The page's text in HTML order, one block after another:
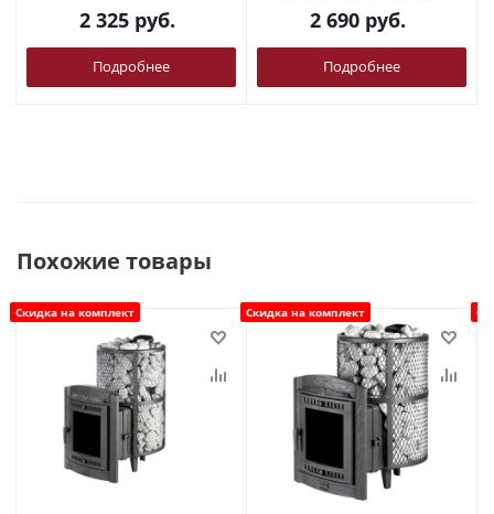
2 325 руб.
Подробнее
2 690 руб.
Подробнее
Похожие товары
Скидка на комплект Скидка на комплект